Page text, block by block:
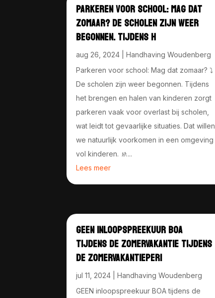
PARKEREN VOOR SCHOOL: MAG DAT
ZOMAAR? DE SCHOLEN ZIJN WEER
BEGONNEN. TIJDENS H
aug 26, 2024 |Handhaving Woudenberg
Parkeren voor school: Mag dat zomaar? ⤵️
De scholen zijn weer begonnen. Tijdens
het brengen en halen van kinderen zorgt
parkeren vaak voor overlast bij scholen,
wat leidt tot gevaarlijke situaties. Dat willen
we natuurlijk voorkomen in een omgeving
vol kinderen. 🚸...
Lees meer
GEEN INLOOPSPREEKUUR BOA
TIJDENS DE ZOMERVAKANTIE TIJDENS
DE ZOMERVAKANTIEPERI
jul 11, 2024 |Handhaving Woudenberg
GEEN inloopspreekuur BOA tijdens de